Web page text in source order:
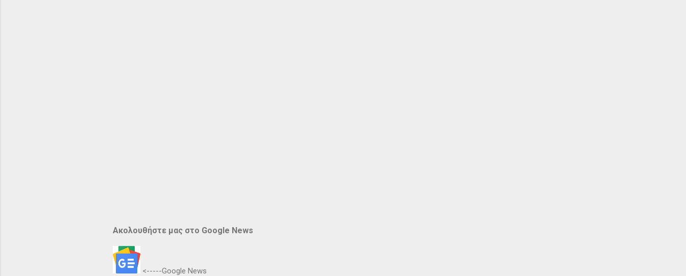
Ακολουθήστε μας στο Google News
<-----Google News